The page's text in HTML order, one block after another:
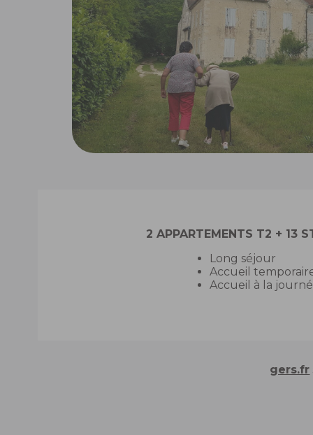
2 APPARTEMENTS T2 + 13
Long séjour
Accueil
Accueil à la
gers.fr